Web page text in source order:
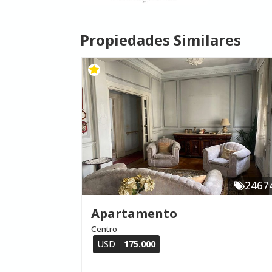
Propiedades Similares
Apartamento
Centro
USD 175.000